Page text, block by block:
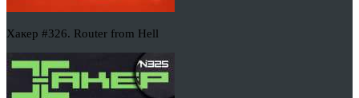
Хакер #326. Router from Hell